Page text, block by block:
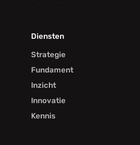
Diensten
Strategie
Fundament
Inzicht
Innovatie
Kennis